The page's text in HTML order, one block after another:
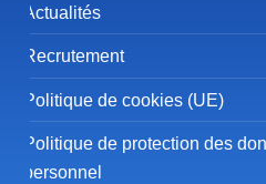
Actualités
Recrutement
Politique de cookies (UE)
Politique de protection des
personnel